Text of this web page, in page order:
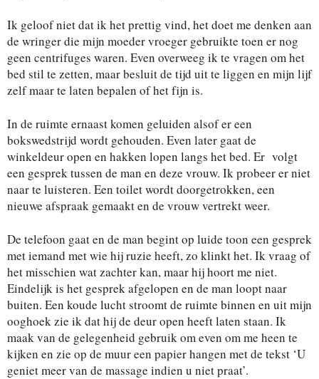
Ik geloof niet dat ik het prettig vind, het doet me denken aan
de wringer die mijn moeder vroeger gebruikte toen er nog
geen centrifuges waren. Even overweeg ik te vragen om het
bed stil te zetten, maar besluit de tijd uit te liggen en mijn lijf
zelf maar te laten bepalen of het fijn is.
In de ruimte ernaast komen geluiden alsof er een
bokswedstrijd wordt gehouden. Even later gaat de
winkeldeur open en hakken lopen langs het bed. Er volgt
een gesprek tussen de man en deze vrouw. Ik probeer er niet
naar te luisteren. Een toilet wordt doorgetrokken, een
nieuwe afspraak gemaakt en de vrouw vertrekt weer.
De telefoon gaat en de man begint op luide toon een gesprek
met iemand met wie hij ruzie heeft, zo klinkt het. Ik vraag of
het misschien wat zachter kan, maar hij hoort me niet.
Eindelijk is het gesprek afgelopen en de man loopt naar
buiten. Een koude lucht stroomt de ruimte binnen en uit mijn
ooghoek zie ik dat hij de deur open heeft laten staan. Ik
maak van de gelegenheid gebruik om even om me heen te
kijken en zie op de muur een papier hangen met de tekst ‘U
geniet meer van de massage indien u niet praat’.